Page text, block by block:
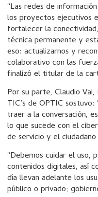
“Las redes de
los proyectos ejecutivos
fortalecer la
técnica permanente y
eso: actualizarnos y
colaborativo con las
finalizó el titular de la
Por su parte, Claudio
TIC’s de OPTIC
traer a la conversación,
lo que sucede con el
de servicio y el
“Debemos cuidar el uso,
contenidos digitales, así
día llevan adelante los
público o privado;